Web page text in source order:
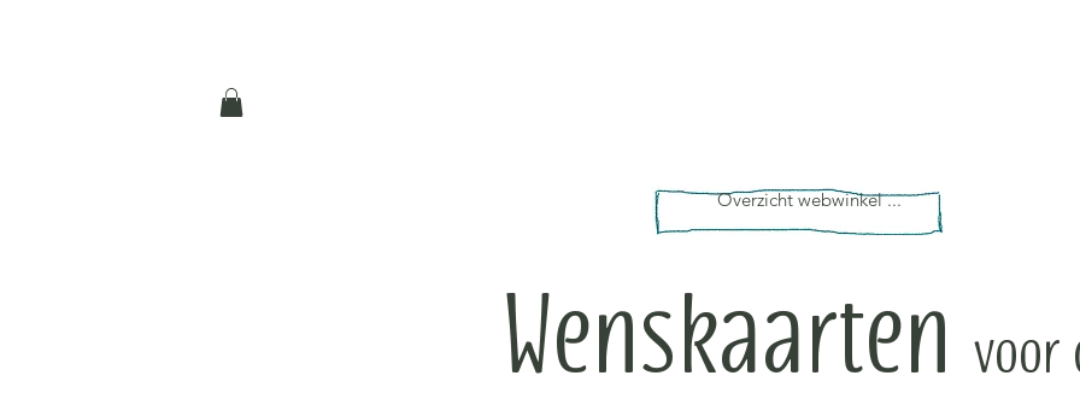
Overzicht webwinkel ...
Wenskaarten voor